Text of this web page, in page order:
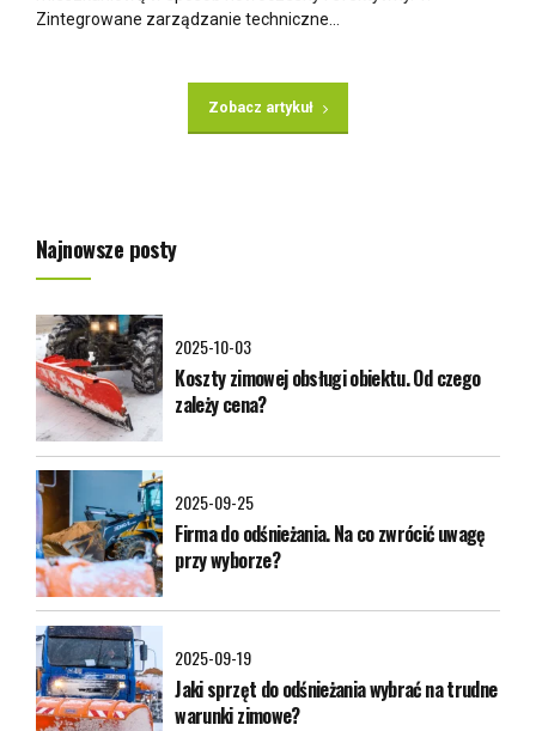
Zintegrowane zarządzanie techniczne...
Zobacz artykuł
Najnowsze posty
2025-10-03
Koszty zimowej obsługi obiektu. Od czego
zależy cena?
2025-09-25
Firma do odśnieżania. Na co zwrócić uwagę
przy wyborze?
2025-09-19
Jaki sprzęt do odśnieżania wybrać na trudne
warunki zimowe?